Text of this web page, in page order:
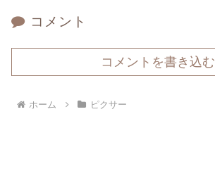
コメント
コメントを書き込む
ホーム ピクサー